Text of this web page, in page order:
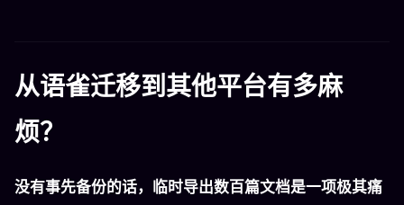
从语雀迁移到其他平台有多麻
烦？
没有事先备份的话，临时导出数百篇文档是一项极其痛